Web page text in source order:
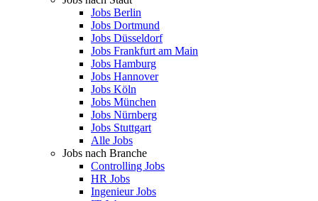
Jobs Berlin
Jobs Dortmund
Jobs Düsseldorf
Jobs Frankfurt am Main
Jobs Hamburg
Jobs Hannover
Jobs Köln
Jobs München
Jobs Nürnberg
Jobs Stuttgart
Alle Jobs
Jobs nach Branche
Controlling Jobs
HR Jobs
Ingenieur Jobs